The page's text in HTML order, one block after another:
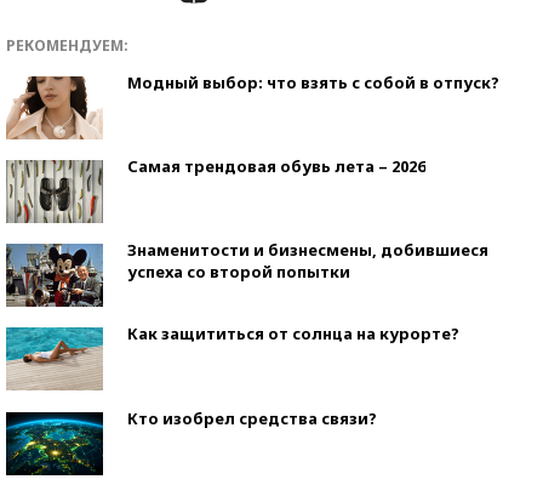
РЕКОМЕНДУЕМ:
Модный выбор: что взять с собой в отпуск?
Самая трендовая обувь лета – 2026
Знаменитости и бизнесмены, добившиеся
успеха со второй попытки
Как защититься от солнца на курорте?
Кто изобрел средства связи?